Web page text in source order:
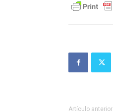
Artículo anterior